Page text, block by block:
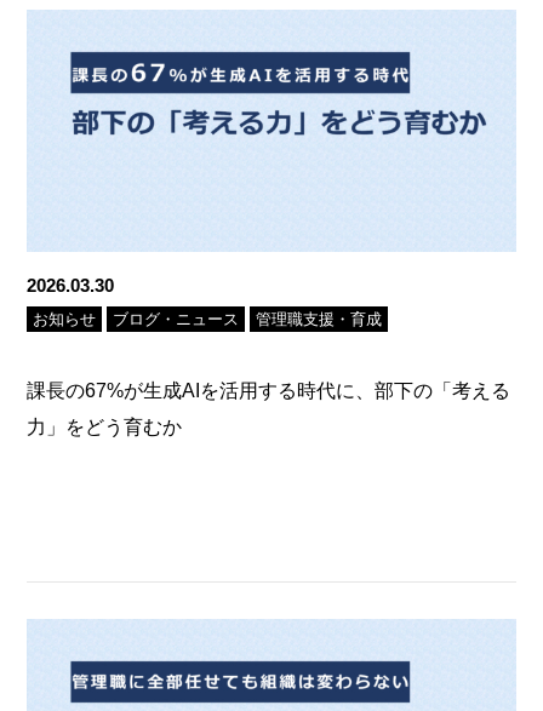
2026.03.30
課長の67%が生成AIを活用する時代に、部下の「考える
力」をどう育むか
お知らせ ブログ・ニュース 管理職支援・育成